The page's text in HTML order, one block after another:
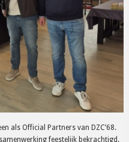
als Official Partners van DZC’68.
feestelijk bekrachtigd.